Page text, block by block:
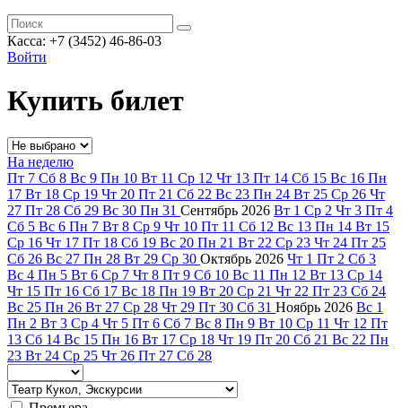
Касса: +7 (3452) 46-86-03
Войти
Купить билет
На неделю
Пт 7 Сб 8 Вс 9 Пн 10 Вт 11 Ср 12 Чт 13 Пт 14 Сб 15 Вс 16 Пн
17 Вт 18 Ср 19 Чт 20 Пт 21 Сб 22 Вс 23 Пн 24 Вт 25 Ср 26 Чт
27 Пт 28 Сб 29 Вс 30 Пн 31 Сентябрь 2026 Вт 1 Ср 2 Чт 3 Пт 4
Сб 5 Вс 6 Пн 7 Вт 8 Ср 9 Чт 10 Пт 11 Сб 12 Вс 13 Пн 14 Вт 15
Ср 16 Чт 17 Пт 18 Сб 19 Вс 20 Пн 21 Вт 22 Ср 23 Чт 24 Пт 25
Сб 26 Вс 27 Пн 28 Вт 29 Ср 30 Октябрь 2026 Чт 1 Пт 2 Сб 3
Вс 4 Пн 5 Вт 6 Ср 7 Чт 8 Пт 9 Сб 10 Вс 11 Пн 12 Вт 13 Ср 14
Чт 15 Пт 16 Сб 17 Вс 18 Пн 19 Вт 20 Ср 21 Чт 22 Пт 23 Сб 24
Вс 25 Пн 26 Вт 27 Ср 28 Чт 29 Пт 30 Сб 31 Ноябрь 2026 Вс 1
Пн 2 Вт 3 Ср 4 Чт 5 Пт 6 Сб 7 Вс 8 Пн 9 Вт 10 Ср 11 Чт 12 Пт
13 Сб 14 Вс 15 Пн 16 Вт 17 Ср 18 Чт 19 Пт 20 Сб 21 Вс 22 Пн
23 Вт 24 Ср 25 Чт 26 Пт 27 Сб 28